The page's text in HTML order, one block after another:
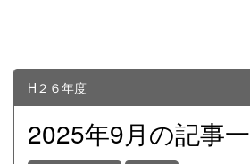
H２６年度
2025年9月の記事